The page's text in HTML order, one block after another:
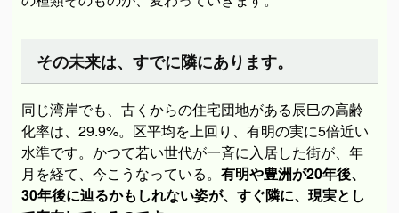
その未来は、すでに隣にあります。
同じ湾岸でも、古くからの住宅団地がある辰巳の高齢
化率は、29.9%。区平均を上回り、有明の実に5倍近い
水準です。かつて若い世代が一斉に入居した街が、年
月を経て、今こうなっている。有明や豊洲が20年後、
30年後に辿るかもしれない姿が、すぐ隣に、現実とし